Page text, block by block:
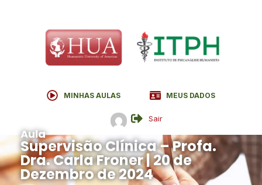
MINHAS AULAS MEUS DADOS
Sair
Aula
Supervisão Clínica – Profa.
Dra. Carla Froner | 20 de
Dezembro de 2024